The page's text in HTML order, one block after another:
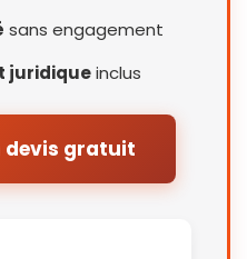
sans engagement
juridiqueinclus
devis gratuit